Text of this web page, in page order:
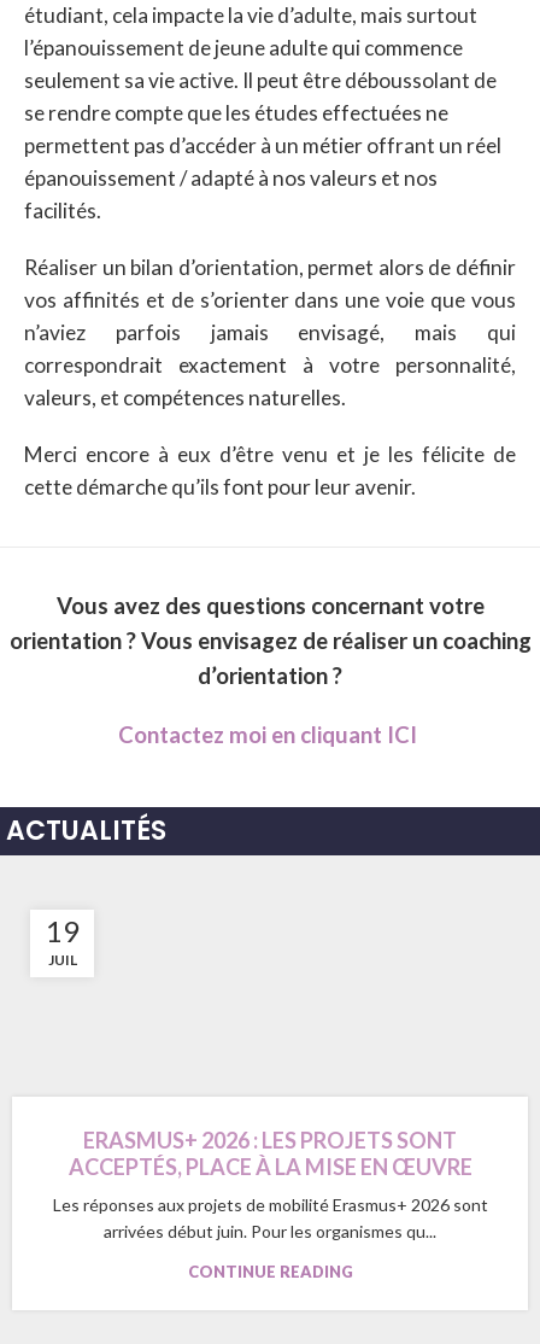
étudiant, cela impacte la vie d’adulte, mais surtout
l’épanouissement de jeune adulte qui commence
seulement sa vie active. Il peut être déboussolant de
se rendre compte que les études effectuées ne
permettent pas d’accéder à un métier offrant un réel
épanouissement / adapté à nos valeurs et nos
facilités.
Réaliser un bilan d’orientation, permet alors de définir
vos affinités et de s’orienter dans une voie que vous
n’aviez parfois jamais envisagé, mais qui
correspondrait exactement à votre personnalité,
valeurs, et compétences naturelles.
Merci encore à eux d’être venu et je les félicite de
cette démarche qu’ils font pour leur avenir.
Vous avez des questions concernant votre
orientation ? Vous envisagez de réaliser un coaching
d’orientation ?
Contactez moi en cliquant ICI
ACTUALITÉS
19
JUIL
ERASMUS+ 2026 : LES PROJETS SONT
ACCEPTÉS, PLACE À LA MISE EN ŒUVRE
Les réponses aux projets de mobilité Erasmus+ 2026 sont
arrivées début juin. Pour les organismes qu...
CONTINUE READING